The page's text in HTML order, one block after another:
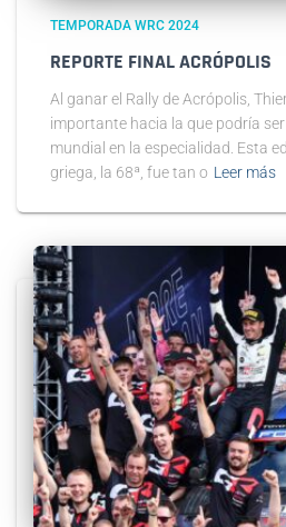
TEMPORADA WRC 2024
REPORTE FINAL ACRÓPOLIS
Al ganar el Rally de Acrópolis,
importante hacia la que podría
mundial en la especialidad. Esta
griega, la 68ª, fue tan o Leer más